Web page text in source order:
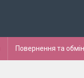
Повернення та обмін